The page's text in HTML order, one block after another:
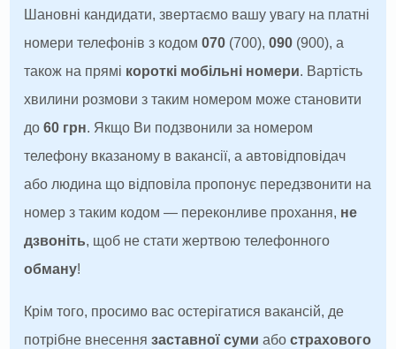
Шановні кандидати, звертаємо вашу увагу на платні
номери телефонів з кодом070 (700),090 (900), а
також на прямі короткі мобільні номери. Вартість
хвилини розмови з таким номером може становити
до60 грн. Якщо Ви подзвонили за номером
телефону вказаному в вакансії, а автовідповідач
або людина що відповіла пропонує передзвонити на
номер з таким кодом — переконливе прохання, не
дзвоніть, щоб не стати жертвою телефонного
обману!
Крім того, просимо вас остерігатися вакансій, де
потрібне внесеннязаставної суми абострахового